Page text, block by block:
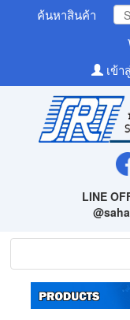
ค้นหาสินค้า
เข้า
LINE